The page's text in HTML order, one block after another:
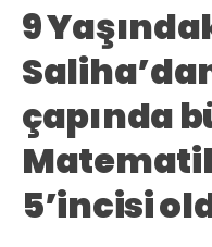
9
çapında
5’incisi